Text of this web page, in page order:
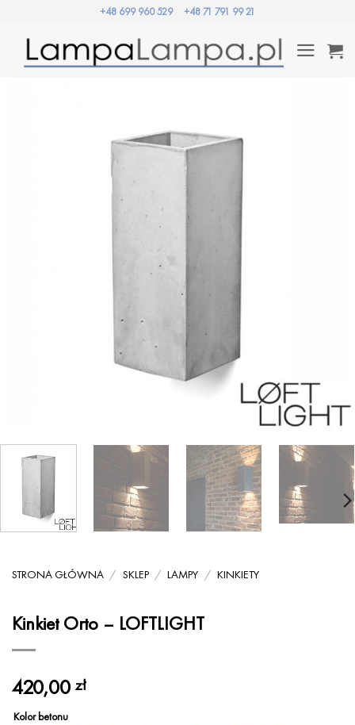
zawartości
+48 699 960 529 +48 71 791 99 21
STRONA GŁÓWNA / SKLEP / LAMPY / KINKIETY
Kinkiet Orto – LOFTLIGHT
420,00zł
Kolor betonu